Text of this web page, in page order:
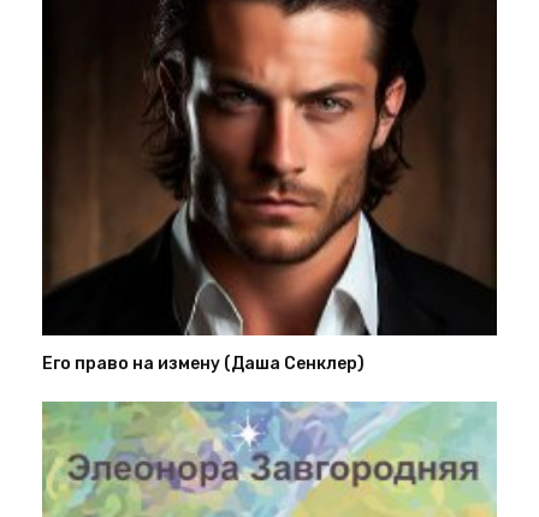
Его право на измену (Даша Сенклер)